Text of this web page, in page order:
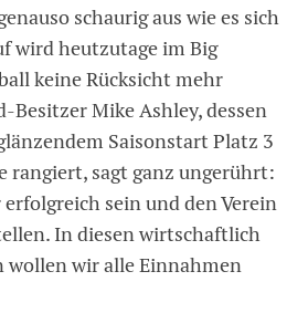
schaurig aus wie es sich
wird heutzutage im Big
keine Rücksicht mehr
Besitzer Mike Ashley, dessen
Saisonstart Platz 3
rangiert, sagt ganz ungerührt:
sein und den Verein
In diesen wirtschaftlich
wollen wir alle Einnahmen